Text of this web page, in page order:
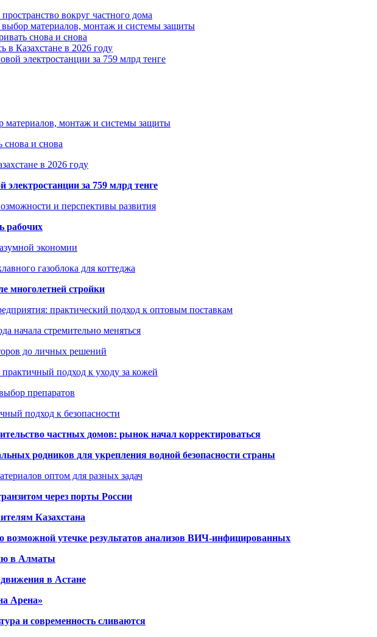
вокруг частного дома
материалов, монтаж и системы защиты
снова и снова
в Казахстане в 2026 году
электростанции за 759 млрд тенге
материалов, монтаж и системы защиты
снова и снова
в 2026 году
электростанции за 759 млрд тенге
и перспективы развития
рабочих
экономии
газоблока для коттеджа
многолетней стройки
практический подход к оптовым поставкам
начала стремительно меняться
до личных решений
подход к уходу за кожей
препаратов
подход к безопасности
частных домов: рынок начал корректироваться
родников для укрепления водной безопасности страны
оптом для разных задач
через порты России
Казахстана
утечке результатов анализов ВИЧ-инфицированных
в Алматы
в Астане
Арена»
и современность сливаются